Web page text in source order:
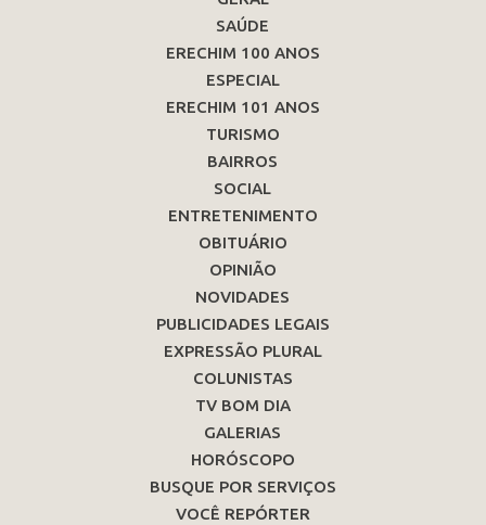
SAÚDE
ERECHIM 100 ANOS
ESPECIAL
ERECHIM 101 ANOS
TURISMO
BAIRROS
SOCIAL
ENTRETENIMENTO
OBITUÁRIO
OPINIÃO
NOVIDADES
PUBLICIDADES LEGAIS
EXPRESSÃO PLURAL
COLUNISTAS
TV BOM DIA
GALERIAS
HORÓSCOPO
BUSQUE POR SERVIÇOS
VOCÊ REPÓRTER